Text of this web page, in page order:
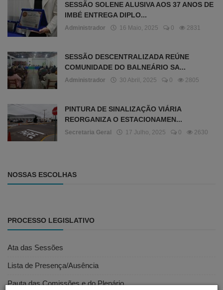
SESSÃO SOLENE ALUSIVA AOS 37 ANOS DE
IMBÉ ENTREGA DIPLO...
Administrador 16 Maio, 2025 0 2831
SESSÃO DESCENTRALIZADA REÚNE
COMUNIDADE DO BALNEÁRIO SA...
Administrador 30 Abril, 2025 0 2805
PINTURA DE SINALIZAÇÃO VIÁRIA
REORGANIZA O ESTACIONAMEN...
Secretaria Geral 17 Julho, 2025 0 2630
NOSSAS ESCOLHAS
PROCESSO LEGISLATIVO
Ata das Sessões
Lista de Presença/Ausência
Pauta das Comissões e do Plenário